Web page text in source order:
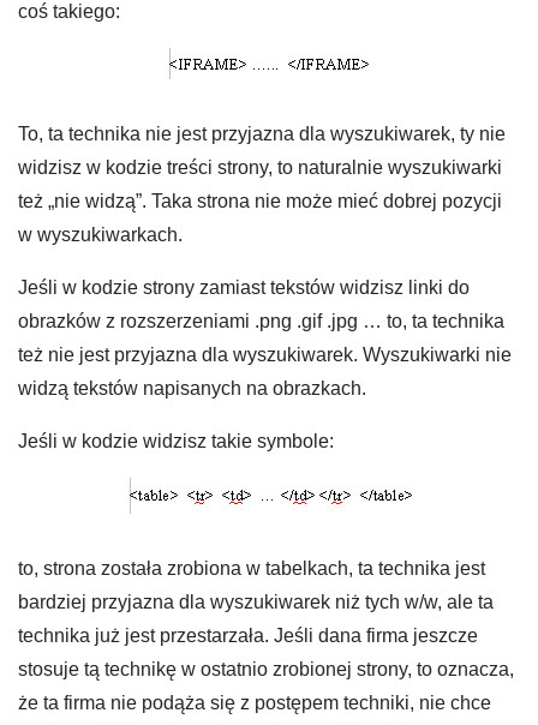
coś takiego:
To, ta technika nie jest przyjazna dla wyszukiwarek, ty nie
widzisz w kodzie treści strony, to naturalnie wyszukiwarki
też „nie widzą”. Taka strona nie może mieć dobrej pozycji
w wyszukiwarkach.
Jeśli w kodzie strony zamiast tekstów widzisz linki do
obrazków z rozszerzeniami .png .gif .jpg … to, ta technika
też nie jest przyjazna dla wyszukiwarek. Wyszukiwarki nie
widzą tekstów napisanych na obrazkach.
Jeśli w kodzie widzisz takie symbole:
to, strona została zrobiona w tabelkach, ta technika jest
bardziej przyjazna dla wyszukiwarek niż tych w/w, ale ta
technika już jest przestarzała. Jeśli dana firma jeszcze
stosuje tą technikę w ostatnio zrobionej strony, to oznacza,
że ta firma nie podąża się z postępem techniki, nie chce